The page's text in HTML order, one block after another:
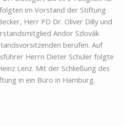
im Vorstand der Stiftung
Herr PD Dr. Oliver Dilly und
Andor Szlovák
berufen. Auf
Herrn Dieter Schüler folgte
Lenz. Mit der Schließung des
in ein Büro in Hamburg.